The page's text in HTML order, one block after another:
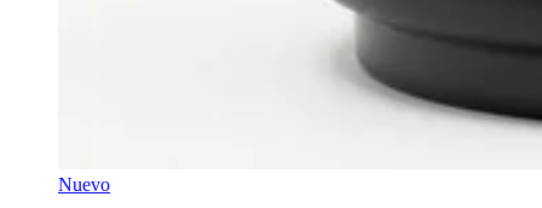
Nuevo